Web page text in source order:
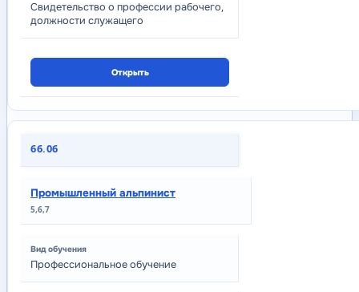
Свидетельство о профессии рабочего,
должности служащего
Открыть
66.06
Промышленный альпинист
5,6,7
Профессиональное обучение